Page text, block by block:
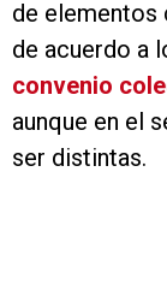
de elementos
de acuerdo a
convenio
aunque en el
ser distintas.